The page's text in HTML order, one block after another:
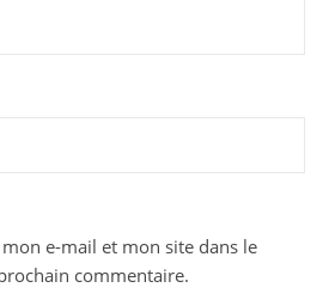
e-mail et mon site dans le
commentaire.